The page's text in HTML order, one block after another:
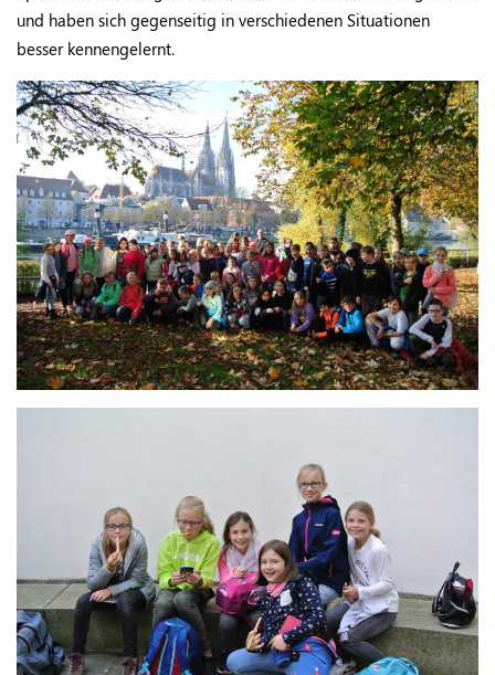
und haben sich gegenseitig in verschiedenen Situationen
besser kennengelernt.